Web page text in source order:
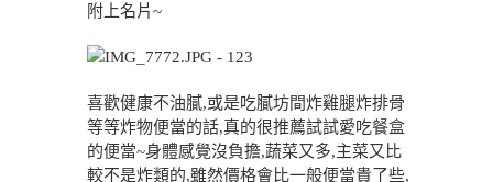
附上名片~
喜歡健康不油膩,或是吃膩坊間炸雞腿炸排骨
等等炸物便當的話,真的很推薦試試愛吃餐盒
的便當~身體感覺沒負擔,蔬菜又多,主菜又比
較不是炸類的,雖然價格會比一般便當貴了些,